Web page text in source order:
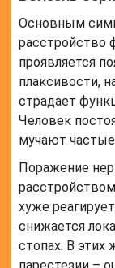
Основным
расстройство
проявляется
плаксивости,
страдает
Человек
мучают
Поражение
хуже
снижается
стопах. В этих